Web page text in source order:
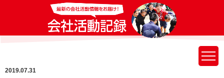
2019.07.31